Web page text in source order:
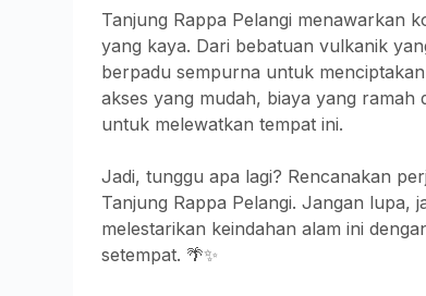
Tanjung Rappa Pelangi menawarkan
yang kaya. Dari bebatuan vulkanik
berpadu sempurna untuk
akses yang mudah, biaya yang ramah
untuk melewatkan tempat ini.
Jadi, tunggu apa lagi? Rencanakan
Tanjung Rappa Pelangi. Jangan lupa,
melestarikan keindahan alam ini
setempat. 🌴✨